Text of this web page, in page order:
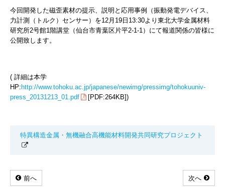
今回開発した磁歪素材の提示、説明と応用事例（振動発電デバイス、
力計測（トルク）センサー）を12月19日13:30より東北大学金属材料
研究所2号館1階講堂（仙台市青葉区片平2-1-1）にて報道関係の皆様に
公開致します。
( 詳細は本学
HP: http://www.tohoku.ac.jp/japanese/newimg/pressimg/tohokuuniv-
press_20131213_01.pdf
[PDF:264KB])
特異構造金属・無機融合高機能材料開発共同研究プロジェクト
前へ 次へ